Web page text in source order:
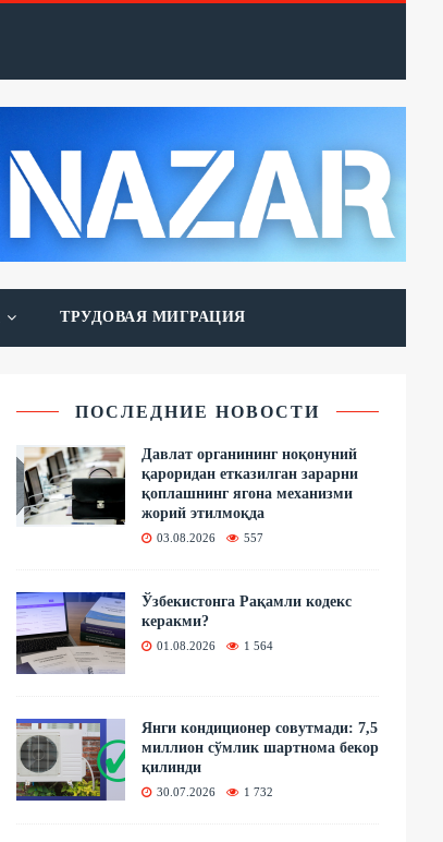
ТРУДОВАЯ МИГРАЦИЯ
ПОСЛЕДНИЕ НОВОСТИ
Давлат органининг ноқонуний
қароридан етказилган зарарни
қоплашнинг ягона механизми
жорий этилмоқда
03.08.2026 557
Ўзбекистонга Рақамли кодекс
керакми?
01.08.2026 1 564
Янги кондиционер совутмади: 7,5
миллион сўмлик шартнома бекор
қилинди
30.07.2026 1 732